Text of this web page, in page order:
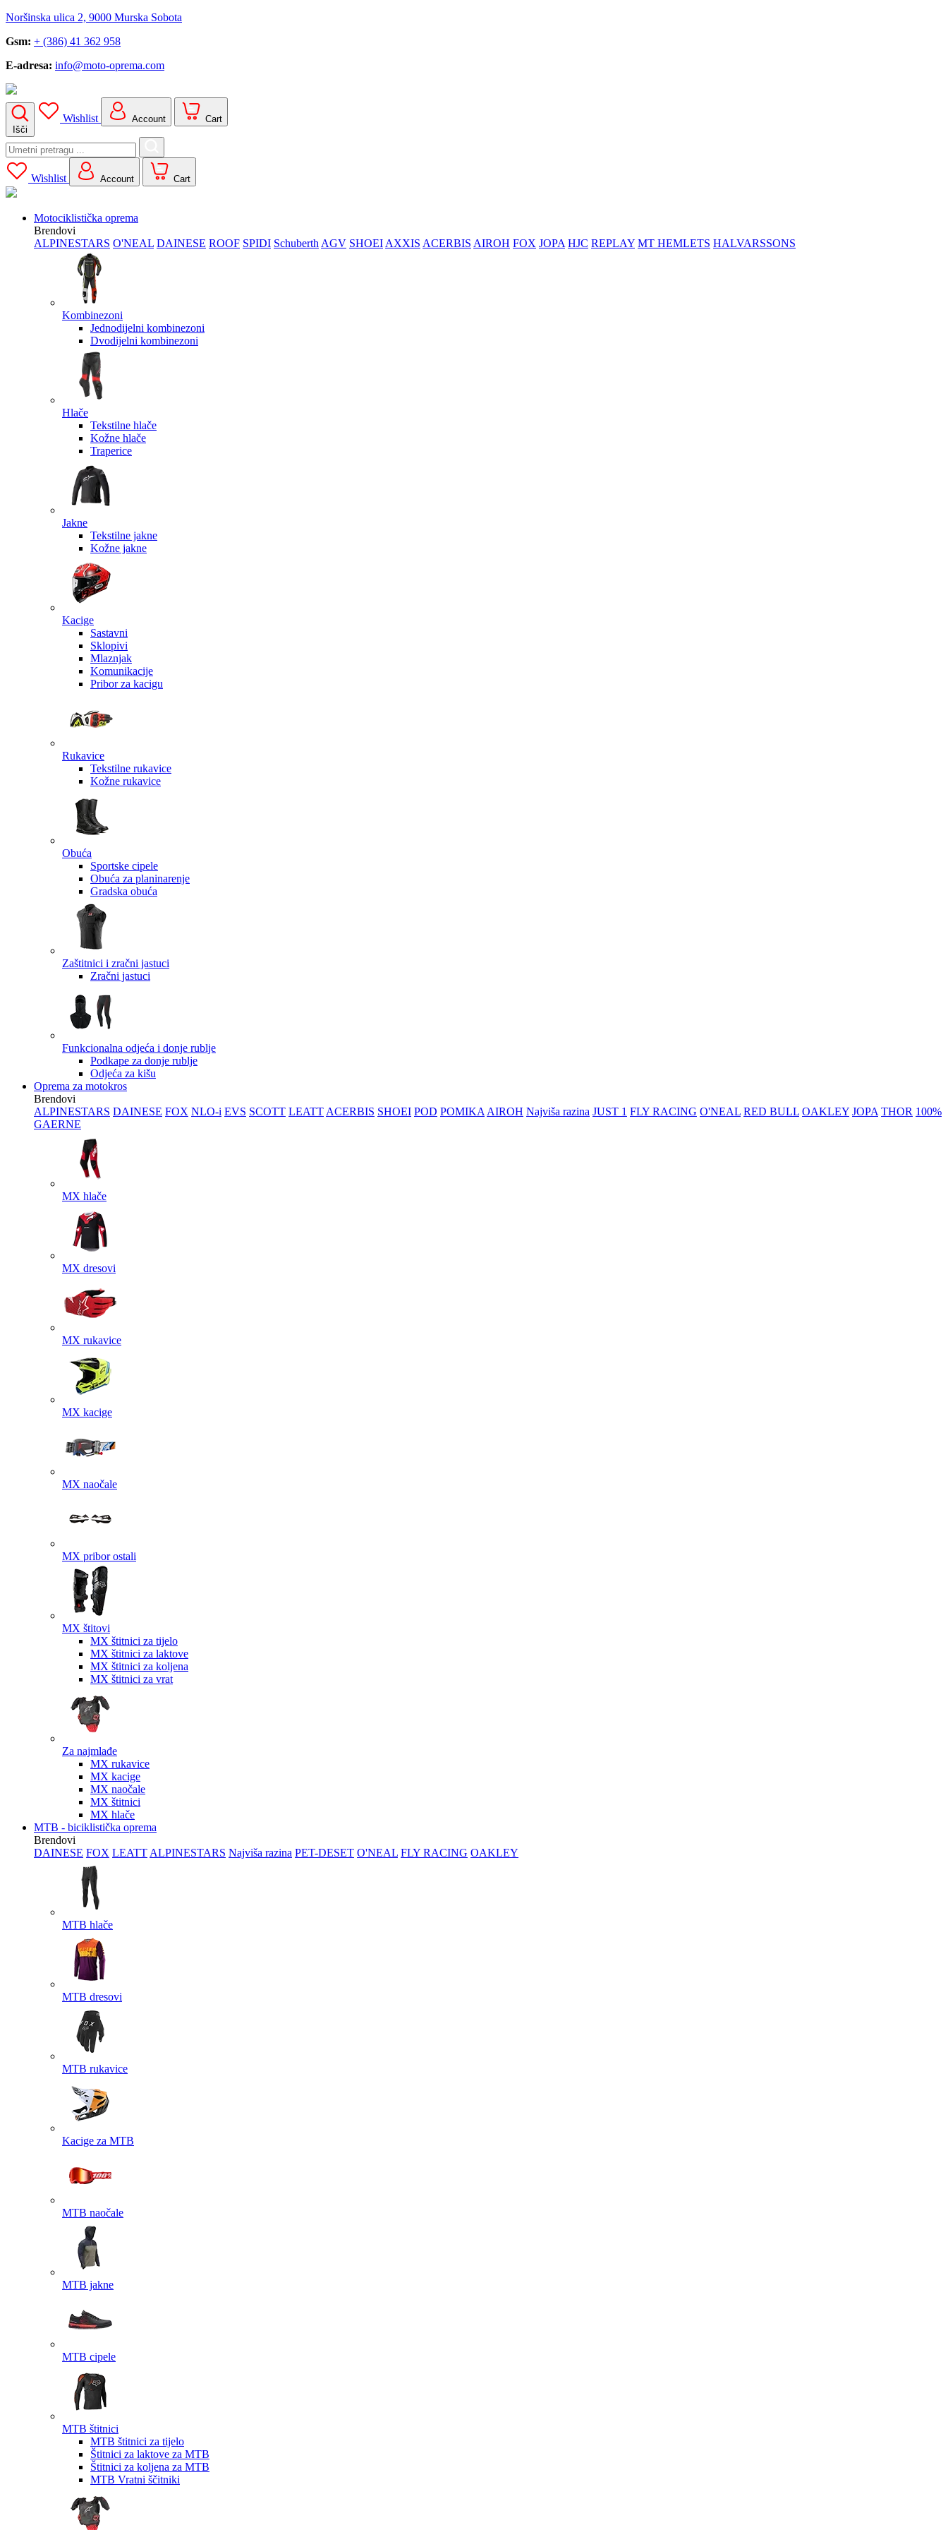
Noršinska ulica 2, 9000 Murska Sobota
Gsm: + (386) 41 362 958
E-adresa: info@moto-oprema.com
Išči
Wishlist Account Cart
Search
for:
Wishlist
Account Cart
Motociklistička oprema
Brendovi
ALPINESTARS O'NEAL DAINESE ROOF SPIDI Schuberth AGV SHOEI AXXIS ACERBIS AIROH FOX JOPA HJC REPLAY MT HEMLETS HALVARSSONS
Kombinezoni
Jednodijelni kombinezoni
Dvodijelni kombinezoni
Hlače
Tekstilne hlače
Kožne hlače
Traperice
Jakne
Tekstilne jakne
Kožne jakne
Kacige
Sastavni
Sklopivi
Mlaznjak
Komunikacije
Pribor za kacigu
Rukavice
Tekstilne rukavice
Kožne rukavice
Obuća
Sportske cipele
Obuća za planinarenje
Gradska obuća
Zaštitnici i zračni jastuci
Zračni jastuci
Funkcionalna odjeća i donje rublje
Podkape za donje rublje
Odjeća za kišu
Oprema za motokros
Brendovi
ALPINESTARS DAINESE FOX NLO-i EVS SCOTT LEATT ACERBIS SHOEI POD POMIKA AIROH Najviša razina JUST 1 FLY RACING O'NEAL RED BULL OAKLEY JOPA THOR 100%
GAERNE
MX hlače
MX dresovi
MX rukavice
MX kacige
MX naočale
MX pribor ostali
MX štitovi
MX štitnici za tijelo
MX štitnici za laktove
MX štitnici za koljena
MX štitnici za vrat
Za najmlađe
MX rukavice
MX kacige
MX naočale
MX štitnici
MX hlače
MTB - biciklistička oprema
Brendovi
DAINESE FOX LEATT ALPINESTARS Najviša razina PET-DESET O'NEAL FLY RACING OAKLEY
MTB hlače
MTB dresovi
MTB rukavice
Kacige za MTB
MTB naočale
MTB jakne
MTB cipele
MTB štitnici
MTB štitnici za tijelo
Štitnici za laktove za MTB
Štitnici za koljena za MTB
MTB Vratni ščitniki